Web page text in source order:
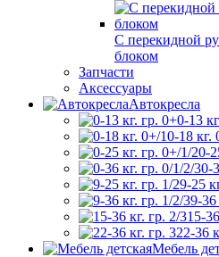
С перекидной
блоком
Запчасти
Аксессуары
Автокресла
0-13
0-18 кг.
0-
0-
9-25
9-36
15-
22-36
Мебель